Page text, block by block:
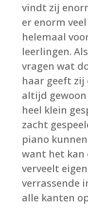
vindt zij
er enorm
helemaal
leerlingen.
vragen wat
haar geeft zij
altijd gewoon
heel klein
zacht
piano
want het kan
verveelt
verrassende
alle kanten